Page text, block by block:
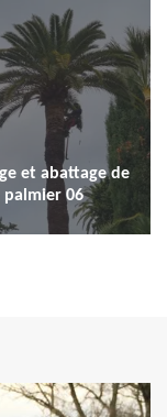
et abattage de
palmier 06